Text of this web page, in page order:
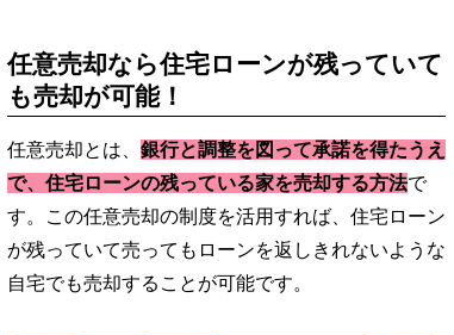
任意売却なら住宅ローンが残っていて
も売却が可能！
任意売却とは、 銀行と調整を図って承諾を得たうえ
で、住宅ローンの残っている家を売却する方法で
す。この任意売却の制度を活用すれば、住宅ローン
が残っていて売ってもローンを返しきれないような
自宅でも売却することが可能です。